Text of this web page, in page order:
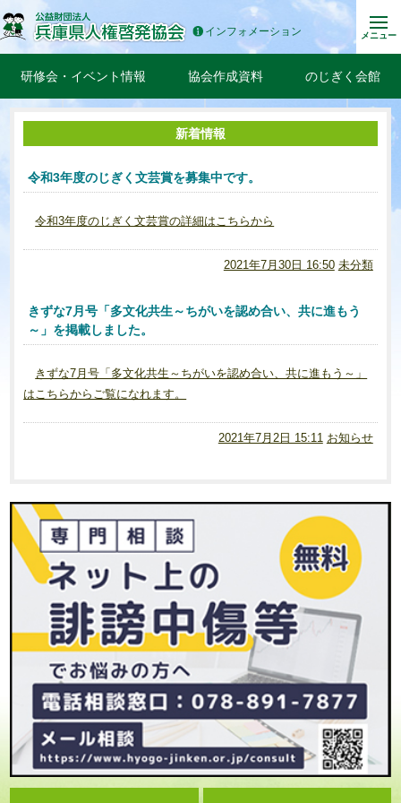
インフォメーション メニュー
研修会・イベント情報 協会作成資料 のじぎく会館
新着情報
令和3年度のじぎく文芸賞を募集中です。
令和3年度のじぎく文芸賞の詳細はこちらから
2021年7月30日 16:50 未分類
きずな7月号「多文化共生～ちがいを認め合い、共に進もう
～」を掲載しました。
きずな7月号「多文化共生～ちがいを認め合い、共に進もう～」
はこちらからご覧になれます。
2021年7月2日 15:11 お知らせ